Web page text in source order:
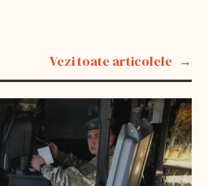
Vezi toate articolele